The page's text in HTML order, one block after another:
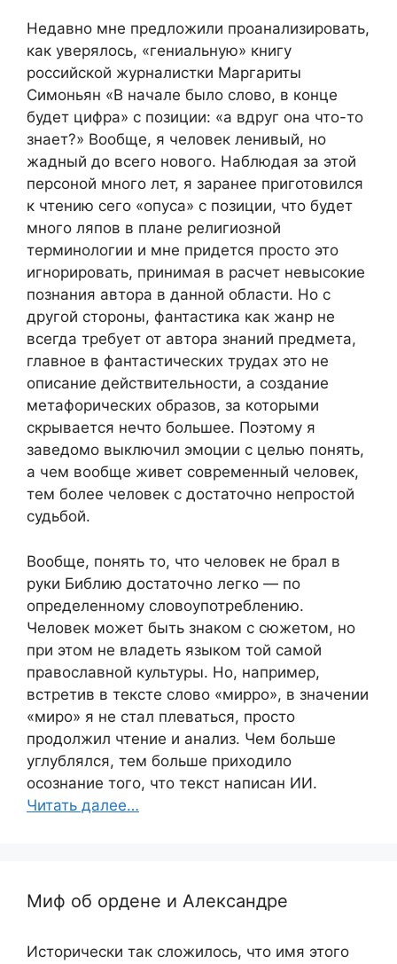
Недавно мне предложили проанализировать,
как уверялось, «гениальную» книгу
российской журналистки Маргариты
Симоньян «В начале было слово, в конце
будет цифра» с позиции: «а вдруг она что-то
знает?» Вообще, я человек ленивый, но
жадный до всего нового. Наблюдая за этой
персоной много лет, я заранее приготовился
к чтению сего «опуса» с позиции, что будет
много ляпов в плане религиозной
терминологии и мне придется просто это
игнорировать, принимая в расчет невысокие
познания автора в данной области. Но с
другой стороны, фантастика как жанр не
всегда требует от автора знаний предмета,
главное в фантастических трудах это не
описание действительности, а создание
метафорических образов, за которыми
скрывается нечто большее. Поэтому я
заведомо выключил эмоции с целью понять,
а чем вообще живет современный человек,
тем более человек с достаточно непростой
судьбой.
Вообще, понять то, что человек не брал в
руки Библию достаточно легко — по
определенному словоупотреблению.
Человек может быть знаком с сюжетом, но
при этом не владеть языком той самой
православной культуры. Но, например,
встретив в тексте слово «мирро», в значении
«миро» я не стал плеваться, просто
продолжил чтение и анализ. Чем больше
углублялся, тем больше приходило
осознание того, что текст написан ИИ.
Читать далее…
Миф об ордене и Александре
Исторически так сложилось, что имя этого